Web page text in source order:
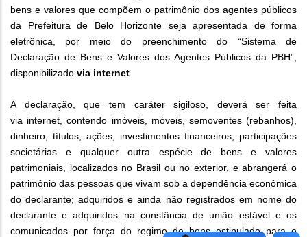
bens e valores que compõem o patrimônio dos agentes públicos
da Prefeitura de Belo Horizonte seja apresentada de forma
eletrônica, por meio do preenchimento do “Sistema de
Declaração de Bens e Valores dos Agentes Públicos da PBH”,
disponibilizado via internet
A declaração, que tem caráter sigiloso, deverá ser feita
via internet, contendo imóveis, móveis, semoventes (rebanhos),
dinheiro, títulos, ações, investimentos financeiros, participações
societárias e qualquer outra espécie de bens e valores
patrimoniais, localizados no Brasil ou no exterior, e abrangerá o
patrimônio das pessoas que vivam sob a dependência econômica
do declarante; adquiridos e ainda não registrados em nome do
declarante e adquiridos na constância de união estável e os
comunicados por força do regime de bens estipulado para o